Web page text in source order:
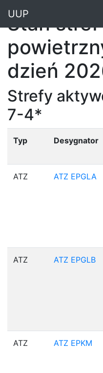
UUP
Stan stref
dzień
Strefy
7-4*
Typ Desygnator
ATZ ATZ EPGLA
ATZ ATZ EPGLB
ATZ ATZ EPKM